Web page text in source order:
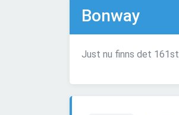
Bonway
Just nu finns det